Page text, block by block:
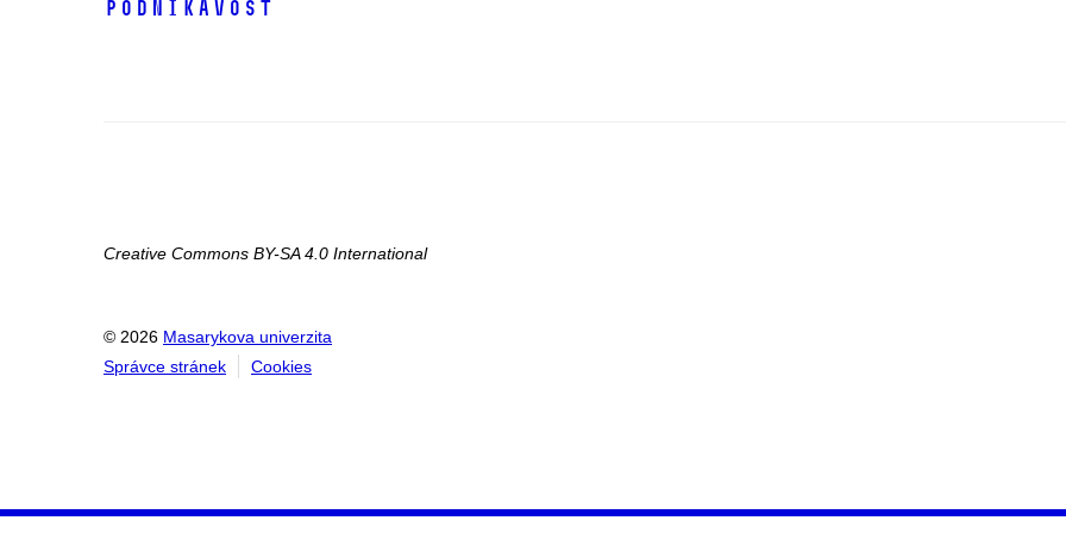
Podnikavost
Creative Commons BY-SA 4.0 International
© 2026 Masarykova univerzita
Správce stránek
Cookies